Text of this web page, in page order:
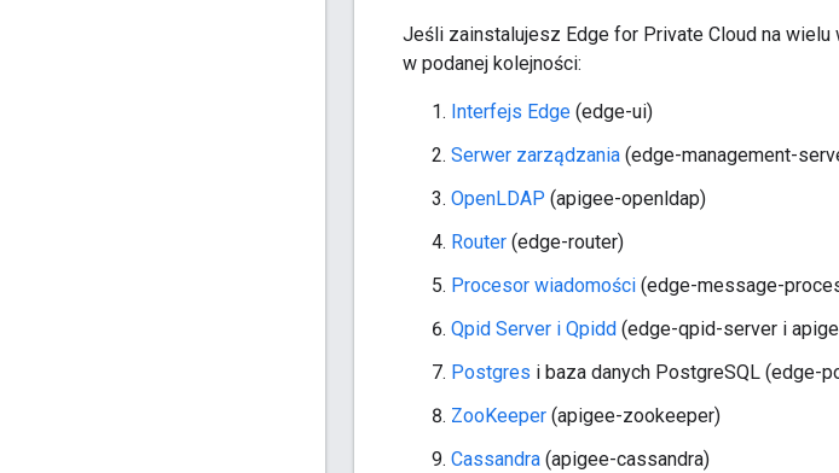
Jeśli zainstalujesz Edge for Private Cloud na wielu
w podanej kolejności:
Interfejs Edge (edge-ui)
Serwer zarządzania (edge-management-
OpenLDAP (apigee-openldap)
Router (edge-router)
Procesor wiadomości (edge-message-
Qpid Server i Qpidd (edge-qpid-server i
Postgres i baza danych PostgreSQL
ZooKeeper (apigee-zookeeper)
Cassandra (apigee-cassandra)